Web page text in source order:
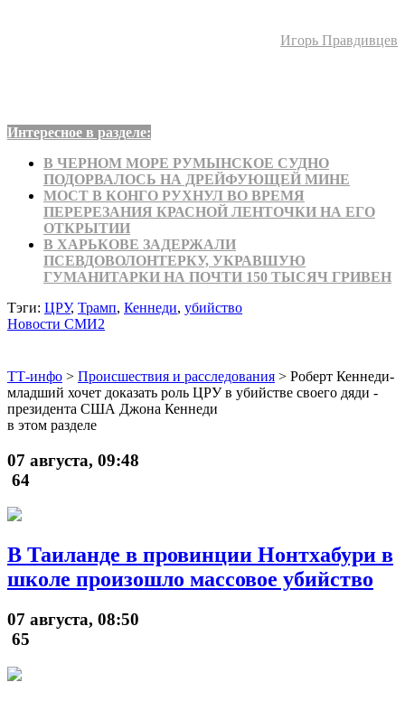
Игорь Правдивцев
Интересное в разделе:
В ЧЕРНОМ МОРЕ РУМЫНСКОЕ СУДНО
ПОДОРВАЛОСЬ НА ДРЕЙФУЮЩЕЙ МИНЕ
МОСТ В КОНГО РУХНУЛ ВО ВРЕМЯ
ПЕРЕРЕЗАНИЯ КРАСНОЙ ЛЕНТОЧКИ НА ЕГО
ОТКРЫТИИ
В ХАРЬКОВЕ ЗАДЕРЖАЛИ
ПСЕВДОВОЛОНТЕРКУ, УКРАВШУЮ
ГУМАНИТАРКИ НА ПОЧТИ 150 ТЫСЯЧ ГРИВЕН
Тэги: ЦРУ, Трамп, Кеннеди, убийство
Новости СМИ2
ТТ-инфо > Происшествия и расследования > Роберт Кеннеди-
младший хочет доказать роль ЦРУ в убийстве своего дяди -
президента США Джона Кеннеди
в этом разделе
07 августа, 09:48
64
В Таиланде в провинции Нонтхабури в
школе произошло массовое убийство
07 августа, 08:50
65